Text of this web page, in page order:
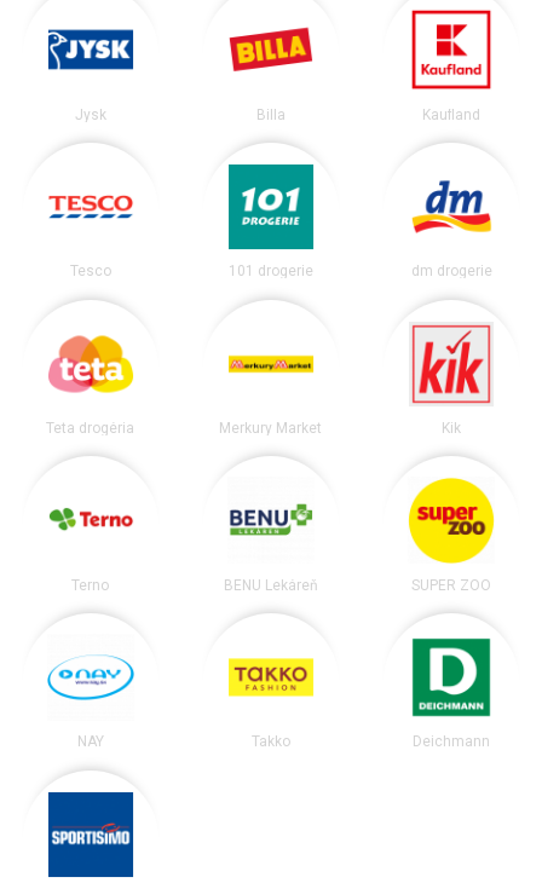
Jysk Billa Kaufland
Tesco 101 drogerie dm drogerie
Teta drogéria Merkury Market Kik
Terno BENU Lekáreň SUPER ZOO
NAY Takko Deichmann